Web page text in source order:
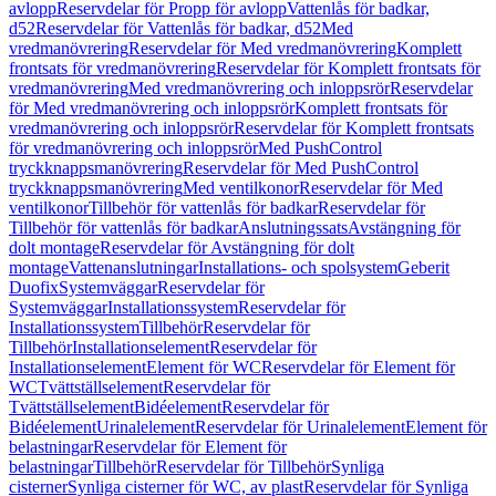
avloppReservdelar för Propp för avloppVattenlås för badkar,
d52Reservdelar för Vattenlås för badkar, d52Med
vredmanövreringReservdelar för Med vredmanövreringKomplett
frontsats för vredmanövreringReservdelar för Komplett frontsats för
vredmanövreringMed vredmanövrering och inloppsrörReservdelar
för Med vredmanövrering och inloppsrörKomplett frontsats för
vredmanövrering och inloppsrörReservdelar för Komplett frontsats
för vredmanövrering och inloppsrörMed PushControl
tryckknappsmanövreringReservdelar för Med PushControl
tryckknappsmanövreringMed ventilkonorReservdelar för Med
ventilkonorTillbehör för vattenlås för badkarReservdelar för
Tillbehör för vattenlås för badkarAnslutningssatsAvstängning för
dolt montageReservdelar för Avstängning för dolt
montageVattenanslutningarInstallations- och spolsystemGeberit
DuofixSystemväggarReservdelar för
SystemväggarInstallationssystemReservdelar för
InstallationssystemTillbehörReservdelar för
TillbehörInstallationselementReservdelar för
InstallationselementElement för WCReservdelar för Element för
WCTvättställselementReservdelar för
TvättställselementBidéelementReservdelar för
BidéelementUrinalelementReservdelar för UrinalelementElement för
belastningarReservdelar för Element för
belastningarTillbehörReservdelar för TillbehörSynliga
cisternerSynliga cisterner för WC, av plastReservdelar för Synliga